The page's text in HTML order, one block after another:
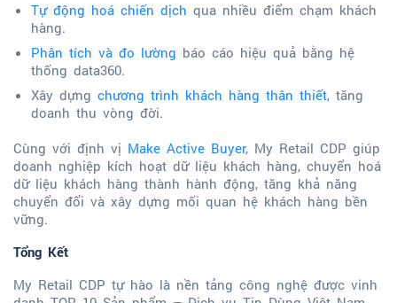
Tự động hoá chiến dịch qua nhiều điểm chạm khách
hàng.
Phân tích và đo lường báo cáo hiệu quả bằng hệ
thống data360.
Xây dựng chương trình khách hàng thân thiết, tăng
doanh thu vòng đời.
Cùng với định vị Make Active Buyer, My Retail CDP giúp
doanh nghiệp kích hoạt dữ liệu khách hàng, chuyển hoá
dữ liệu khách hàng thành hành động, tăng khả năng
chuyển đổi và xây dựng mối quan hệ khách hàng bền
vững.
Tổng Kết
My Retail CDP tự hào là nền tảng công nghệ được vinh